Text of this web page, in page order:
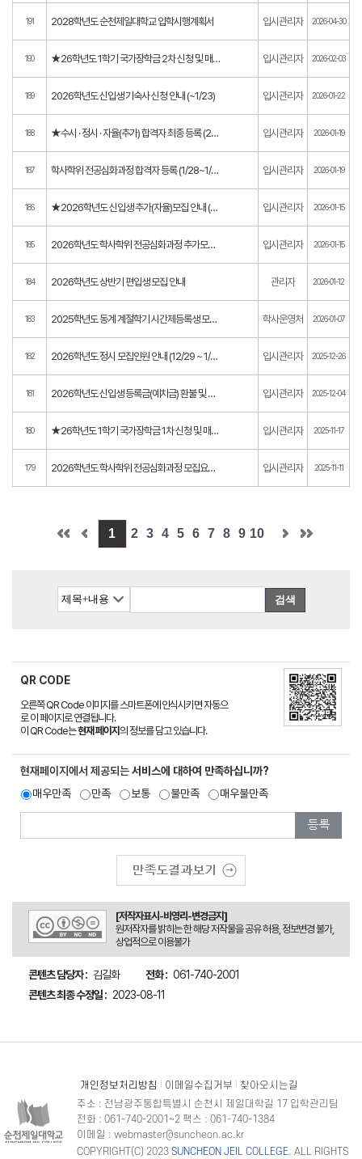
191 2028학년도 순천제일대학교 입학시행계획서 입시관리자 2026-04-30
190 ★26학년도 1학기 국가장학금 2차 신청 및 매뉴얼 안내 (~2/27) 입시관리자 2026-02-03
189 2026학년도 신입생 기숙사 신청 안내 (~1/23) 입시관리자 2026-01-22
188 ★수시 · 정시 · 자율(추가) 합격자 최종 등록 (2/3~2/5) 입시관리자 2026-01-19
187 학사학위 전공심화과정 합격자 등록 (1/28~1/30) 입시관리자 2026-01-19
186 ★2026학년도 신입생 추가(자율)모집 안내 (~2/27까지) 입시관리자 2026-01-15
185 2026학년도 학사학위 전공심화과정 추가모집 (1/21~2/20) 입시관리자 2026-01-15
184 2026학년도 상반기 편입생 모집 안내 관리자 2026-01-12
183 2025학년도 동계 계절학기 시간제등록생 모집 공고(마감) 학사운영처 2026-01-07
182 2026학년도 정시 모집인원 안내 (12/29 ~ 1/14) 입시관리자 2025-12-26
181 2026학년도 신입생 등록금(예치금) 환불 및 충원합격 안내 입시관리자 2025-12-04
180 ★26학년도 1학기 국가장학금 1차 신청 및 매뉴얼 안내 (~12/26) 입시관리자 2025-11-17
179 2026학년도 학사학위 전공심화과정 모집요강 및 입학원서 입시관리자 2025-11-11
1 2 3 4 5 6 7 8 9 10
검색
QR CODE
오른쪽 QR Code 이미지를 스마트폰에 인식시키면 자동으
로 이 페이지로 연결됩니다.
이 QR Code는현재 페이지의 정보를 담고 있습니다.
현재페이지에서 제공되는서비스에 대하여 만족하십니까?
매우만족
만족 보통 불만족 매우불만족
[저작자표시-비영리-변경금지]
원저작자를 밝히는 한 해당 저작물을 공유 허용, 정보변경 불가,
상업적으로 이용불가
콘텐츠 담당자 : 김길화 전화 : 061-740-2001
콘텐츠 최종 수정일 : 2023-08-11
개인정보처리방침 이메일수집거부
찾아오시는길
주소 : 전남광주통합특별시 순천시 제일대학길 17 입학관리팀
전화 : 061-740-2001~2 팩스 : 061-740-1384
이메일 : webmaster@suncheon.ac.kr
COPYRIGHT(C) 2023 SUNCHEON JEIL COLLEGE. ALL RIGHTS